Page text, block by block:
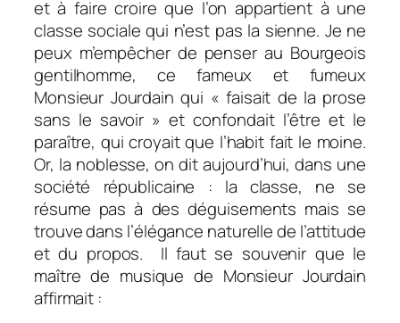
et à faire croire que l’on appartient à une
classe sociale qui n’est pas la sienne. Je ne
peux m’empêcher de penser au Bourgeois
gentilhomme, ce fameux et fumeux
Monsieur Jourdain qui « faisait de la prose
sans le savoir » et confondait l’être et le
paraître, qui croyait que l’habit fait le moine.
Or, la noblesse, on dit aujourd’hui, dans une
société républicaine : la classe, ne se
résume pas à des déguisements mais se
trouve dans l’élégance naturelle de l’attitude
et du propos. Il faut se souvenir que le
maître de musique de Monsieur Jourdain
affirmait :